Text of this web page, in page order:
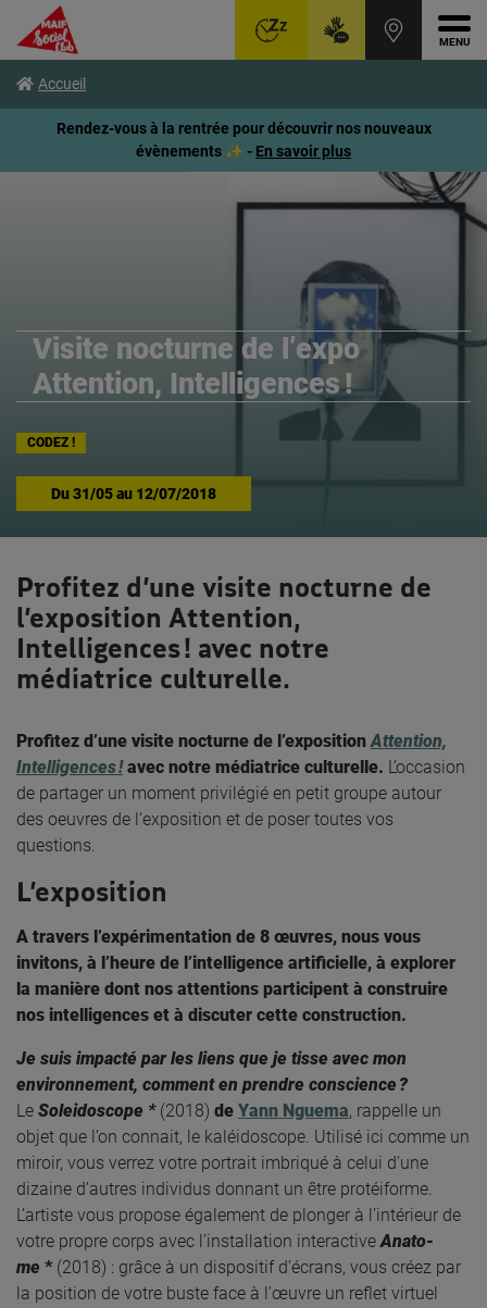
contenu
page
Accueil
Rendez-vous à la rentrée pour découvrir nos nouveaux
évènements ✨ - En savoir plus
Visite nocturne de l’expo
Attention, Intelligences !
CODEZ !
Du31/05au 12/07/2018
Profitez d’une visite nocturne de
l’exposition Attention,
Intelligences ! avec notre
médiatrice culturelle.
Profitez d’une visite nocturne de l’expositionAttention,
Intelligences !avec notre médiatrice culturelle. L’occasion
de partager un moment privilégié en petit groupe autour
des oeuvres de l’exposition et de poser toutes vos
questions.
L’exposition
A travers l’expérimentation de 8 œuvres, nous vous
invitons, à l’heure de l’intelligence artificielle, à explorer
la manière dont nos attentions participent à construire
nos intelligences et à discuter cette construction.
Je suis impacté par les liens que je tisse avec mon
environnement, comment en prendre conscience ?
Le Soleidoscope * (2018) de Yann Nguema, rappelle un
objet que l’on connait, le kaléidoscope. Utilisé ici comme un
miroir, vous verrez votre portrait imbriqué à celui d’une
dizaine d’autres individus donnant un être protéiforme.
L’artiste vous propose également de plonger à l’intérieur de
votre propre corps avec l’installation interactiveAnato-
me * (2018) : grâce à un dispositif d’écrans, vous créez par
la position de votre buste face à l’œuvre un reflet virtuel